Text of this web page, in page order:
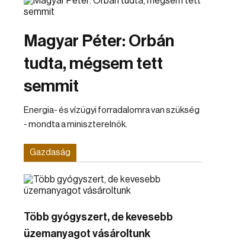
Magyar Péter: Orbán
tudta, mégsem tett
semmit
Energia- és vízügyi forradalomra van szükség
- mondta a miniszterelnök.
Gazdaság
Több gyógyszert, de kevesebb
üzemanyagot vásároltunk